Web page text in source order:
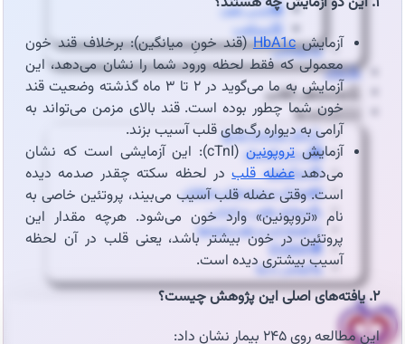
🍔چربی خون
😵سنکوپ
عارضه‌یابی
📝بلاگ
⏰نوبت‌دهی آنلاین
👩🏻‍⚕️درباره ما
🩺دکتر محبوبه شیخ
🏥درباره کلینیک
📕زندگینامه
🪪مدارک و مجوزهای حرفه‌ای
📃سوابق علمی و اجرایی
🥇افتخارات و تقدیرنامه‌ها
🌍English
📞تماس با ما
آزمایشHbA1c(قند خونِ میانگین): برخلاف قند خون
معمولی که فقط لحظه ورود شما را نشان می‌دهد، این
آزمایش به ما می‌گوید در ۲ تا ۳ ماه گذشته وضعیت قند
خون شما چطور بوده است. قند بالای مزمن می‌تواند به
آرامی به دیواره رگ‌های قلب آسیب بزند.
آزمایشتروپونین
(cTnI): این آزمایشی است که نشان
می‌دهدعضله قلبدر لحظه سکته چقدر صدمه دیده
است. وقتی عضله قلب آسیب می‌بیند، پروتئین خاصی به
نام «تروپونین» وارد خون می‌شود. هرچه مقدار این
پروتئین در خون بیشتر باشد، یعنی قلب در آن لحظه
آسیب بیشتری دیده است.
۲. یافته‌های اصلی این پژوهش چیست؟
این مطالعه روی ۲۴۵ بیمار نشان داد: